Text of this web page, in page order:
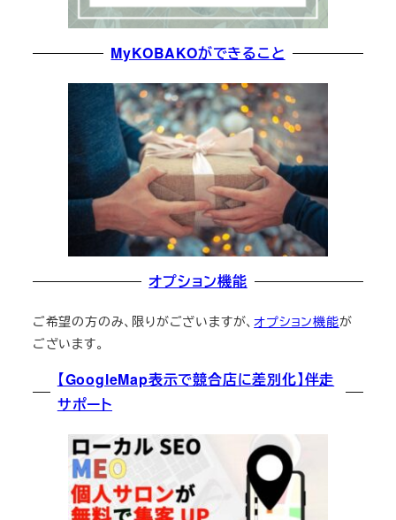
MyKOBAKOができること
オプション機能
ご希望の方のみ、限りがございますが、オプション機能が
ございます。
【GoogleMap表示で競合店に差別化】伴走
サポート